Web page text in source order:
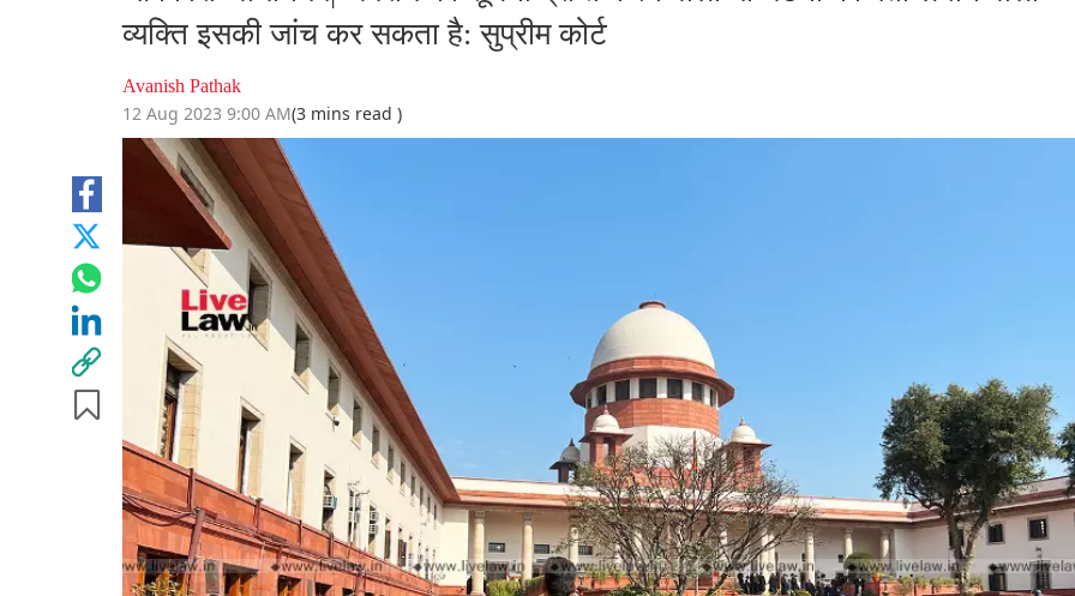
व्यक्ति इसकी जांच कर सकता है: सुप्रीम कोर्ट
Avanish Pathak
12 Aug 2023 9:00 AM(3 mins read )